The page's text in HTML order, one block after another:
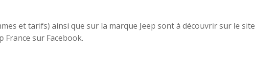
et tarifs) ainsi que sur la marque Jeep sont à découvrir sur le site
France sur Facebook.